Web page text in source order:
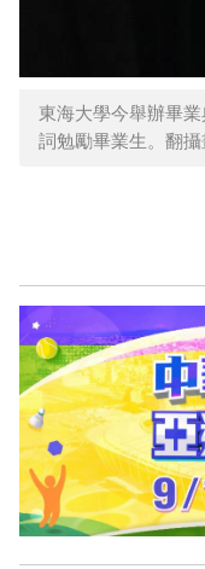
東海大學今舉辦畢
詞勉勵畢業生。翻